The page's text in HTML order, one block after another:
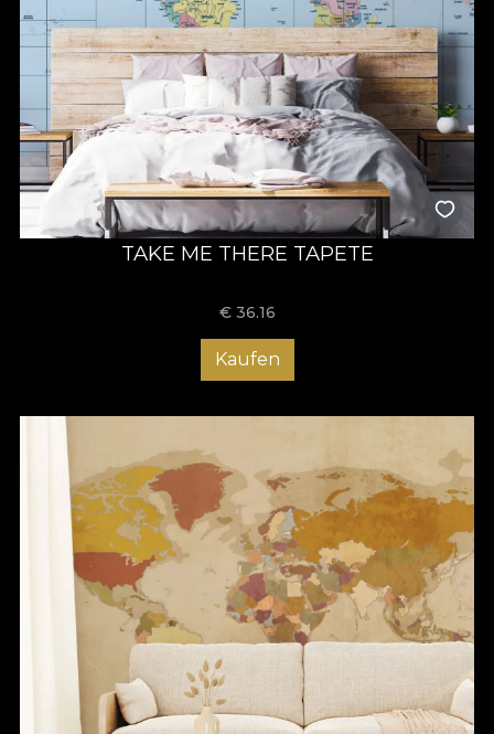
TAKE ME THERE TAPETE
€ 36.16
Kaufen